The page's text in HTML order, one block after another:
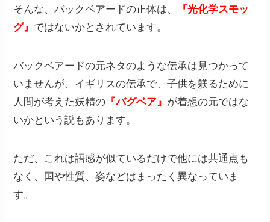
そんな、バックベアードの正体は、
『光化学スモッ
グ』 ではないかとされています。
バックベアードの元ネタのような伝承は見つかって
いませんが、イギリスの伝承で、子供を躾るために
人間が考えた妖精の 『バグベア』 が着想の元ではな
いかという説もあります。
ただ、これは語感が似ているだけで他には共通点も
なく、国や性質、姿などはまったく異なっていま
す。